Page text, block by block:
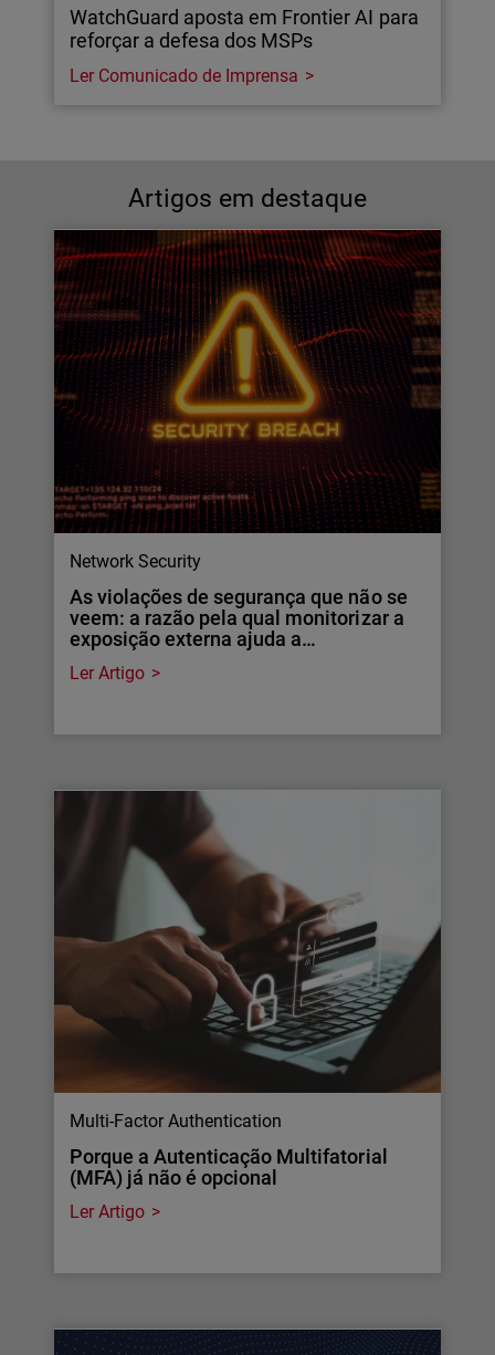
WatchGuard aposta em Frontier AI para
reforçar a defesa dos MSPs
Ler Comunicado de Imprensa
Artigos em destaque
Network Security
As violações de segurança que não se
veem: a razão pela qual monitorizar a
exposição externa ajuda a…
Ler Artigo
Multi-Factor Authentication
Porque a Autenticação Multifatorial
(MFA) já não é opcional
Ler Artigo